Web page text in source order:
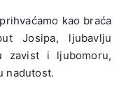
kao braća
Josipa, ljubavlju
zavist i ljubomoru,
nadutost.